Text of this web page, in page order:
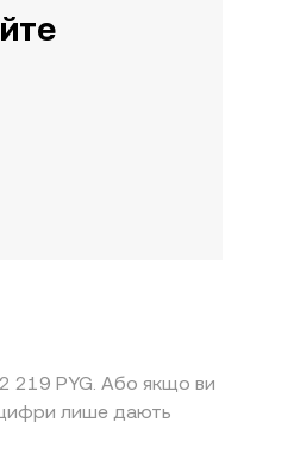
219 PYG. Або якщо ви
лише дають